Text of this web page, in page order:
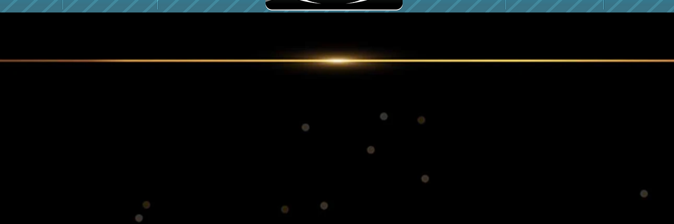
VIRIYAPLASTIC CO.,LTD.
บริษัท วิริยะพลาสติค จำกัด
สนง.ใหญ่ 97 ซอยเทียนทะเล 20 ถนน บางขุนเทียน-ชายทะเล
แขวงแสมดำ เขตบางขุนเทียน กรุงเทพฯ 10150